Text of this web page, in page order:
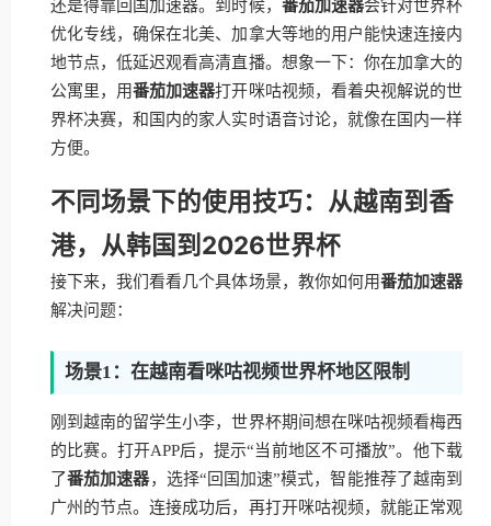
还是得靠回国加速器。到时候， 番茄加速器会针对世界杯
优化专线，确保在北美、加拿大等地的用户能快速连接内
地节点，低延迟观看高清直播。想象一下：你在加拿大的
公寓里，用番茄加速器打开咪咕视频，看着央视解说的世
界杯决赛，和国内的家人实时语音讨论，就像在国内一样
方便。
不同场景下的使用技巧：从越南到香
港，从韩国到2026世界杯
接下来，我们看看几个具体场景，教你如何用番茄加速器
解决问题：
场景1：在越南看咪咕视频世界杯地区限制
刚到越南的留学生小李，世界杯期间想在咪咕视频看梅西
的比赛。打开APP后，提示“当前地区不可播放”。他下载
了番茄加速器，选择“回国加速”模式，智能推荐了越南到
广州的节点。连接成功后，再打开咪咕视频，就能正常观